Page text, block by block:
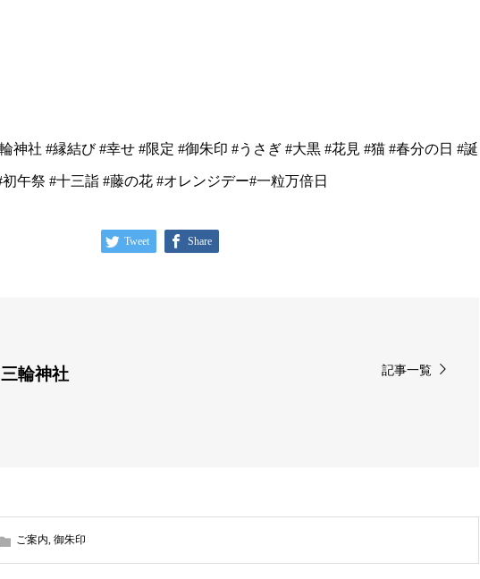
神社 #縁結び #幸せ #限定 #御朱印 #うさぎ #大黒 #花見 #猫 #春分の日 #誕
午祭 #十三詣 #藤の花 #オレンジデー#一粒万倍日
Tweet Share
記事一覧
三輪神社
ご案内, 御朱印